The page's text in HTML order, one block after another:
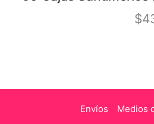
$
Envíos Medios